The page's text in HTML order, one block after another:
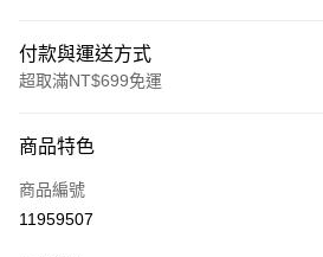
付款與運送方式
超取滿NT$699免運
信用卡一次付款
超商取貨付款
商品特色
商品編號
11959507